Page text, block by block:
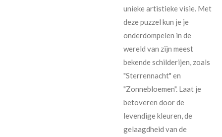
unieke artistieke visie. Met
deze puzzel kun je je
onderdompelen in de
wereld van zijn meest
bekende schilderijen, zoals
"Sterrennacht" en
"Zonnebloemen". Laat je
betoveren door de
levendige kleuren, de
gelaagdheid van de